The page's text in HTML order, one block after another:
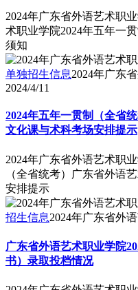
2024年广东省外语艺术职
术职业学院2024年五年一
须知
单独招生信息2024年广东
2024/4/11
2024年五年一贯制（全省
文化课与术科考场安排提示
2024年广东省外语艺术职
（全省统考）广东省外语
安排提示
招生信息2024年广东省外
广东省外语艺术职业学院
书）录取投档情况